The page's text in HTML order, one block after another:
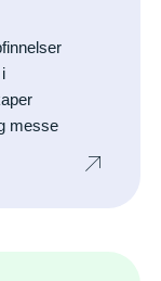
messe